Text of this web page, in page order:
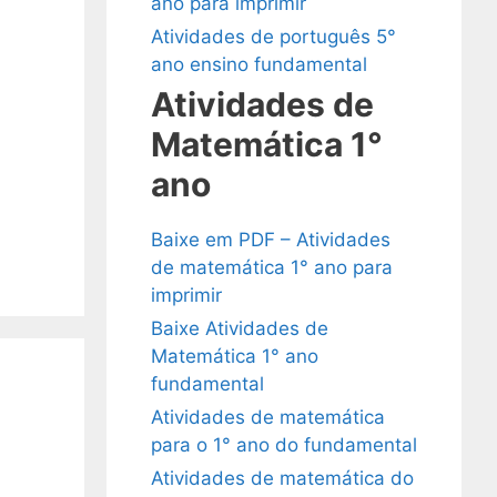
Atividades de português 5°
ano ensino fundamental
Atividades de
Matemática 1°
ano
Baixe em PDF – Atividades
de matemática 1° ano para
imprimir
Baixe Atividades de
Matemática 1° ano
fundamental
Atividades de matemática
para o 1° ano do fundamental
Atividades de matemática do